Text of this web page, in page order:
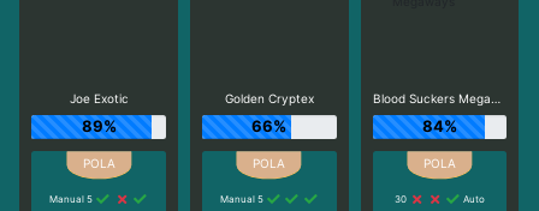
Joe Exotic
89%
Manual 5
Golden Cryptex
66%
Manual 5
Blood Suckers Megaways
84%
30
Auto